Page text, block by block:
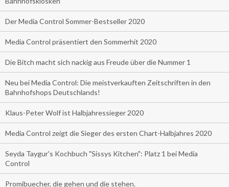
Der Media Control Sommer-Bestseller 2020
Media Control präsentiert den Sommerhit 2020
Die Bitch macht sich nackig aus Freude über die Nummer 1
Neu bei Media Control: Die meistverkauften Zeitschriften in den
Bahnhofshops Deutschlands!
Klaus-Peter Wolf ist Halbjahressieger 2020
Media Control zeigt die Sieger des ersten Chart-Halbjahres 2020
Seyda Taygur's Kochbuch "Sissys Kitchen": Platz 1 bei Media
Control
Promibuecher, die gehen und die stehen.